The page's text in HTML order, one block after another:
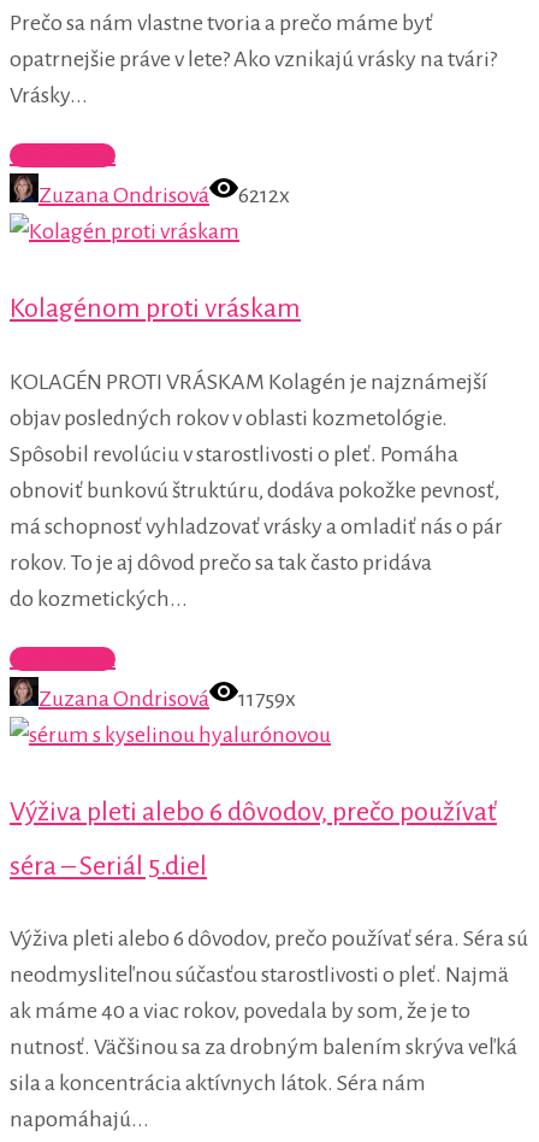
Prečo sa nám vlastne tvoria a prečo máme byť
opatrnejšie práve v lete? Ako vznikajú vrásky na tvári?
Vrásky...
Celý článok
Zuzana Ondrisová
6212x
Kolagénom proti vráskam
KOLAGÉN PROTI VRÁSKAM Kolagén je najznámejší
objav posledných rokov v oblasti kozmetológie.
Spôsobil revolúciu v starostlivosti o pleť. Pomáha
obnoviť bunkovú štruktúru, dodáva pokožke pevnosť,
má schopnosť vyhladzovať vrásky a omladiť nás o pár
rokov. To je aj dôvod prečo sa tak často pridáva
do kozmetických...
Celý článok
Zuzana Ondrisová
11759x
Výživa pleti alebo 6 dôvodov, prečo používať
séra – Seriál 5.diel
Výživa pleti alebo 6 dôvodov, prečo používať séra. Séra sú
neodmysliteľnou súčasťou starostlivosti o pleť. Najmä
ak máme 40 a viac rokov, povedala by som, že je to
nutnosť. Väčšinou sa za drobným balením skrýva veľká
sila a koncentrácia aktívnych látok. Séra nám
napomáhajú...